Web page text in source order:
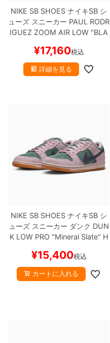
NIKE SB SHOES ナイキSB シ
ューズ スニーカー PAUL RODR
IGUEZ ZOOM AIR LOW "BLA
トボード スケボー【キャンセ
ル/返品/交換不可商品】
¥17,160税込
詳細を見る
NIKE SB SHOES ナイキSB シ
ューズ スニーカー ダンク DUN
K LOW PRO "Mineral Slate" H
【キャンセル/返品/交換
不可商品】
¥15,400税込
カートに入れる